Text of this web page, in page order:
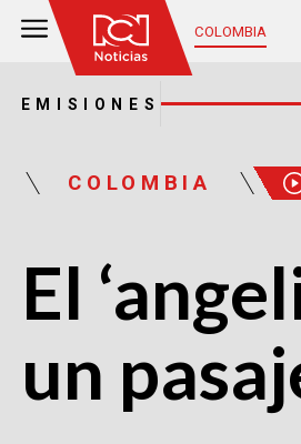
COLOMBIA
EMISIONES
COLOMBIA
El
un